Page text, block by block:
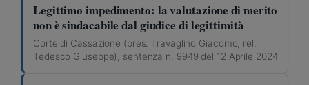
Legittimo impedimento: la valutazione di merito
non è sindacabile dal giudice di legittimità
Corte di Cassazione (pres. Travaglino Giacomo, rel.
Tedesco Giuseppe), sentenza n. 9949 del 12 Aprile 2024